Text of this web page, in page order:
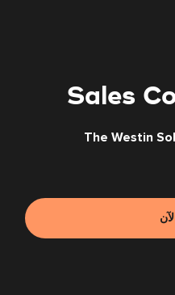
Sales
The Westin